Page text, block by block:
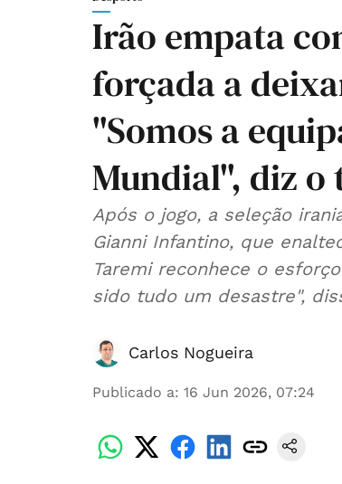
Irão empata
forçada a
"Somos a
Mundial", diz
Após o jogo, a seleção
Gianni Infantino, que
Taremi reconhece o
sido tudo um desastre",
Carlos Nogueira
Publicado a: 16 Jun 2026, 07:24